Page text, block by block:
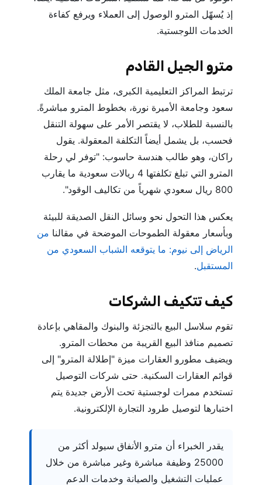
إذ يُسهّل المترو الوصول إلى العملاء ويرفع كفاءة
الخدمات اللوجستية.
مترو الجيل القادم
ترتبط المراكز التعليمية الكبرى، مثل جامعة الملك
سعود وجامعة الأميرة نورة، بخطوط المترو مباشرةً.
بالنسبة للطلاب، لا يقتصر الأمر على سهولة التنقل
فحسب، بل يشمل أيضاً التكلفة المعقولة. يقول
راكان، وهو طالب هندسة حاسوب: "توفر لي رحلة
المترو التي تبلغ تكلفتها 4 ريالات سعودية ما يقارب
800 ريال سعودي شهرياً من تكاليف الوقود".
يعكس هذا التحول نحو وسائل النقل الصديقة للبيئة
وبأسعار معقولة الطموحات الموضحة في مقالنا من
الرياض إلى نيوم: ما يتوقعه الشباب السعودي من
المستقبل.
كيف تتكيف الشركات
تقوم سلاسل البيع بالتجزئة والبنوك والمقاهي بإعادة
تصميم منافذ البيع القريبة من محطات المترو.
ويضيف مطورو العقارات ميزة "إطلالة المترو" إلى
قوائم العقارات السكنية. حتى شركات التوصيل
تستخدم ممرات لوجستية تحت الأرض جديدة يتم
اختبارها لتوصيل طرود التجارة الإلكترونية.
يقدر الخبراء أن مترو الأنفاق سيولد أكثر من
25000 وظيفة مباشرة وغير مباشرة من خلال
عمليات التشغيل والصيانة وخدمات الدعم